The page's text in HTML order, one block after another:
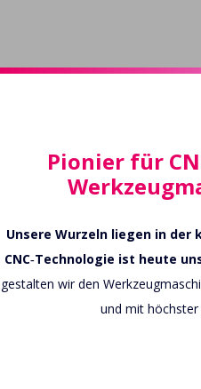
Pionier für
Unsere Wurzeln liegen in der
CNC‑Technologie ist heute
gestalten wir den
und mit